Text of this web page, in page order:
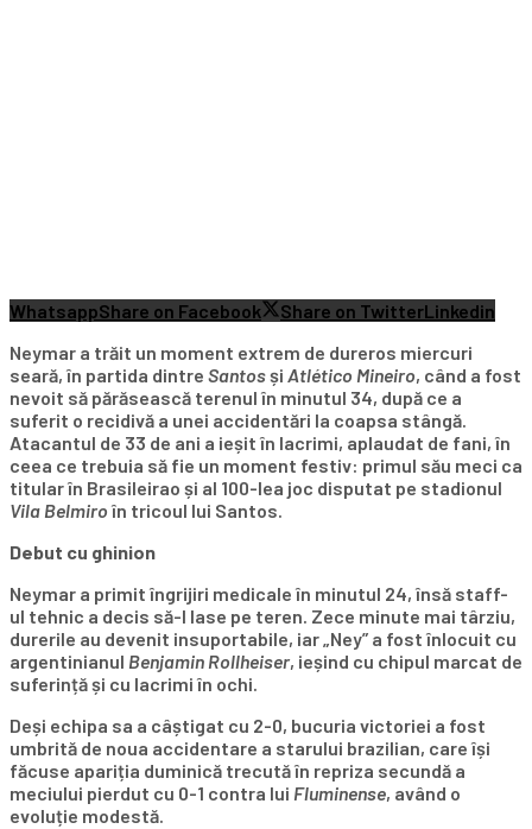
WhatsappShare on Facebook Share on TwitterLinkedin
Neymar a trăit un moment extrem de dureros miercuri
seară, în partida dintre Santosși Atlético Mineiro, când a fost
nevoit să părăsească terenul în minutul 34, după ce a
suferit o recidivă a unei accidentări la coapsa stângă.
Atacantul de 33 de ani a ieșit în lacrimi, aplaudat de fani, în
ceea ce trebuia să fie un moment festiv: primul său meci ca
titular în Brasileirao și al 100-lea joc disputat pe stadionul
Vila Belmiroîn tricoul lui Santos.
Debut cu ghinion
Neymar a primit îngrijiri medicale în minutul 24, însă staff-
ul tehnic a decis să-l lase pe teren. Zece minute mai târziu,
durerile au devenit insuportabile, iar „Ney” a fost înlocuit cu
argentinianul Benjamin Rollheiser, ieșind cu chipul marcat de
suferință și cu lacrimi în ochi.
Deși echipa sa a câștigat cu 2-0, bucuria victoriei a fost
umbrită de noua accidentare a starului brazilian, care își
făcuse apariția duminică trecută în repriza secundă a
meciului pierdut cu 0-1 contra lui Fluminense, având o
evoluție modestă.